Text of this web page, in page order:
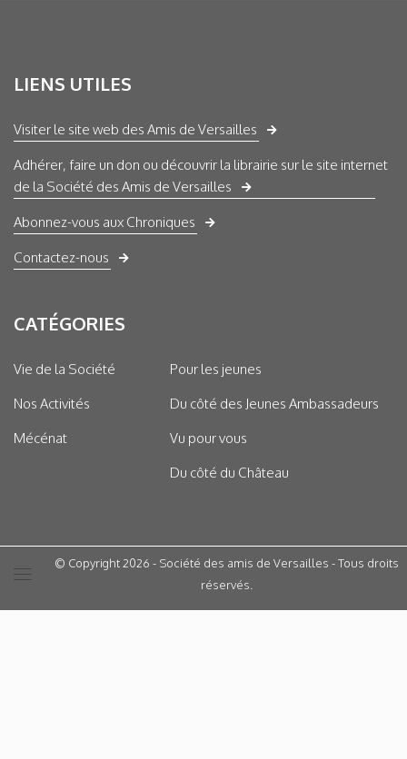
LIENS UTILES
Visiter le site web des Amis de Versailles
Adhérer, faire un don ou découvrir la librairie sur le site internet
de la Société des Amis de Versailles
Abonnez-vous aux Chroniques
Contactez-nous
CATÉGORIES
Vie de la Société
Nos Activités
Mécénat
Pour les jeunes
Du côté des Jeunes Ambassadeurs
Vu pour vous
Du côté du Château
© Copyright 2026 - Société des amis de Versailles - Tous droits
réservés.